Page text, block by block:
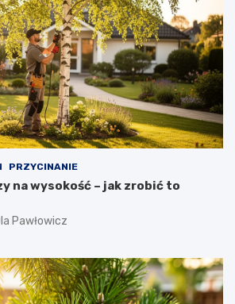
PRZYCINANIE
na wysokość – jak zrobić to
Pawłowicz